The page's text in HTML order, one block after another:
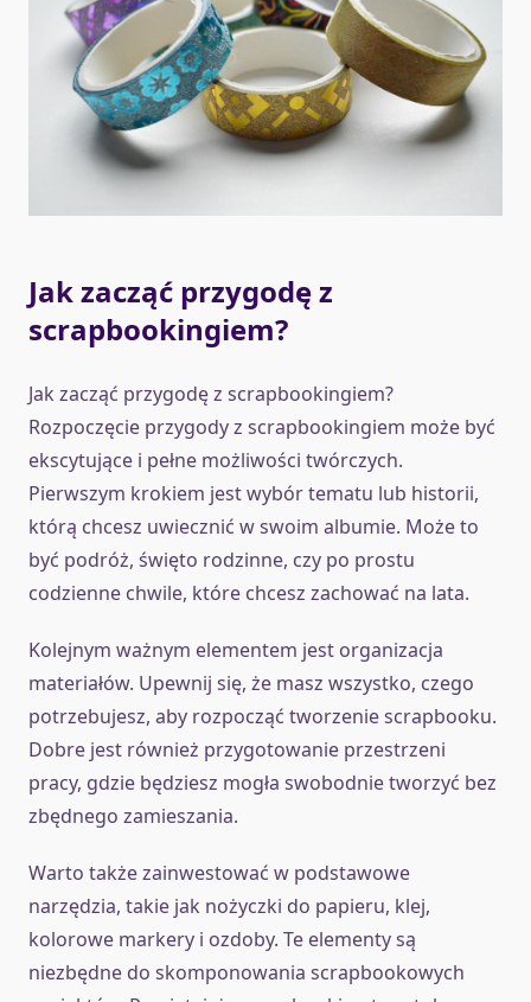
Jak zacząć przygodę z
scrapbookingiem?
Jak zacząć przygodę z scrapbookingiem?
Rozpoczęcie przygody z scrapbookingiem może być
ekscytujące i pełne możliwości twórczych.
Pierwszym krokiem jest wybór tematu lub historii,
którą chcesz uwiecznić w swoim albumie. Może to
być podróż, święto rodzinne, czy po prostu
codzienne chwile, które chcesz zachować na lata.
Kolejnym ważnym elementem jest organizacja
materiałów. Upewnij się, że masz wszystko, czego
potrzebujesz, aby rozpocząć tworzenie scrapbooku.
Dobre jest również przygotowanie przestrzeni
pracy, gdzie będziesz mogła swobodnie tworzyć bez
zbędnego zamieszania.
Warto także zainwestować w podstawowe
narzędzia, takie jak nożyczki do papieru, klej,
kolorowe markery i ozdoby. Te elementy są
niezbędne do skomponowania scrapbookowych